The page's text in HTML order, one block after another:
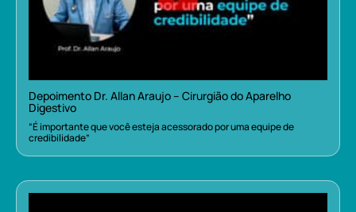
Depoimento Dr. Allan Araujo – Cirurgião do Aparelho
Digestivo
“É importante que você esteja acessorado por uma equipe de
credibilidade”